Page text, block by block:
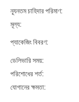
ন্যূনতম চাহিদার পরিমাণ:
মূল্য:
প্যাকেজিং বিবরণ:
ডেলিভারি সময়:
পরিশোধের শর্ত:
যোগানের ক্ষমতা: